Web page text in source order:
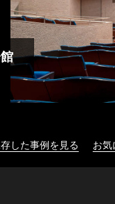
した事例を見る お